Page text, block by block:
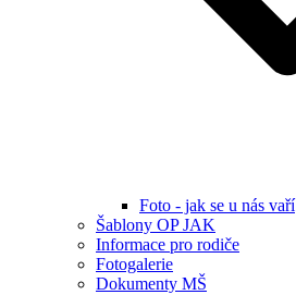
Foto - jak se u nás vaří
Šablony OP JAK
Informace pro rodiče
Fotogalerie
Dokumenty MŠ